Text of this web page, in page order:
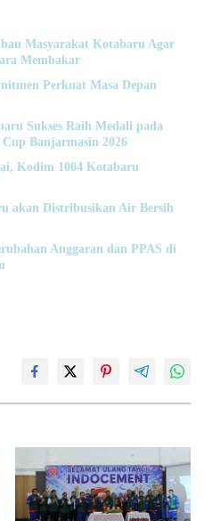
Masyarakat Kotabaru Agar
Membakar
Perkuat Masa Depan
Sukses Raih Medali pada
Banjarmasin 2026
Kodim 1004 Kotabaru
akan Distribusikan Air Bersih
Anggaran dan PPAS di